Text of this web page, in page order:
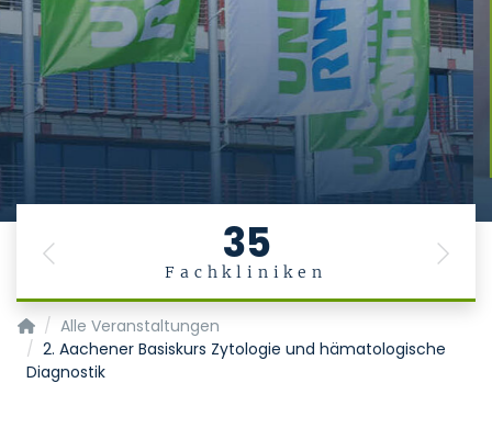
Stiftung
Universitätsmedizin
Aachen
Das Leben ist ein Geschenk. Es gesund zu
erhalten, ist die Aufgabe der Medizin.
35
Fachkliniken
Previous Next
Startseite
Alle Veranstaltungen
2. Aachener Basiskurs Zytologie und hämatologische
Diagnostik